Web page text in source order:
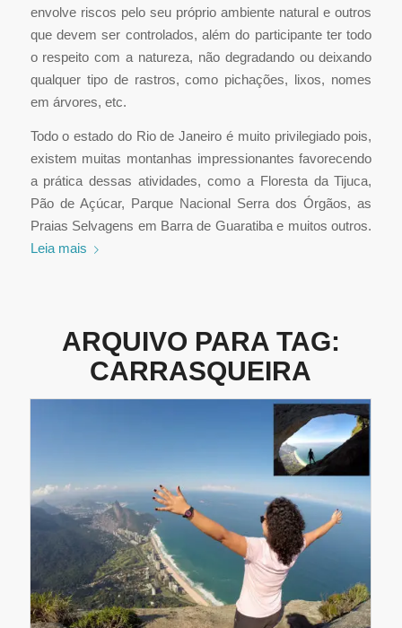
envolve riscos pelo seu próprio ambiente natural e outros
que devem ser controlados, além do participante ter todo
o respeito com a natureza, não degradando ou deixando
qualquer tipo de rastros, como pichações, lixos, nomes
em árvores, etc.
Todo o estado do Rio de Janeiro é muito privilegiado pois,
existem muitas montanhas impressionantes favorecendo
a prática dessas atividades, como a Floresta da Tijuca,
Pão de Açúcar, Parque Nacional Serra dos Órgãos, as
Praias Selvagens em Barra de Guaratiba e muitos outros.
Leia mais
ARQUIVO PARA TAG:
CARRASQUEIRA